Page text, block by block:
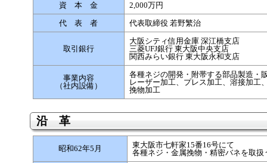
資 本 金
2,000万円
代 表 者
代表取締役 若野繁治
取引銀行
大阪シティ信用金庫 深江橋支店
三菱UFJ銀行 東大阪中央支店
関西みらい銀行 東大阪永和支店
事業内容
（社内設備）
各種ネジの開発・附帯する部品製造・
レーザー加工、プレス加工、溶接加工
挽物加工
沿 革
昭和62年5月
東大阪市七軒家15番16号にて
各種ネジ・金属挽物・精密バネを取